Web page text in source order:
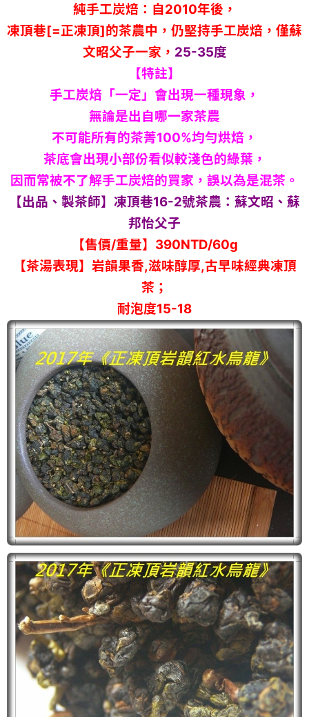
純手工炭焙：自2010年後，
凍頂巷[=正凍頂]的茶農中，仍堅持手工炭焙，僅蘇
文昭父子一家， 25-35度
【特註】
手工炭焙「一定」會出現一種現象，
無論是出自哪一家茶農
不可能所有的茶菁100%均勻烘焙，
茶底會出現小部份看似較淺色的綠葉，
因而常被不了解手工炭焙的買家，誤以為是混茶。
【出品、製茶師】凍頂巷16-2號茶農：蘇文昭、蘇
邦怡父子
【售價/重量】390NTD/60g
【茶湯表現】岩韻果香,滋味醇厚,古早味經典凍頂
茶；
耐泡度15-18